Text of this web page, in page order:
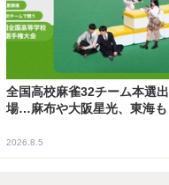
全国高校麻雀32チーム本選出
場…麻布や大阪星光、東海も
2026.8.5